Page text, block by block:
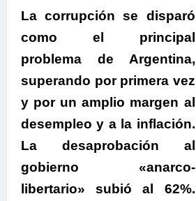
La corrupción se disparó
como el principal
problema de Argentina,
superando por primera vez
y por un amplio margen al
desempleo y a la inflación.
La desaprobación al
gobierno «anarco-
libertario» subió al 62%.